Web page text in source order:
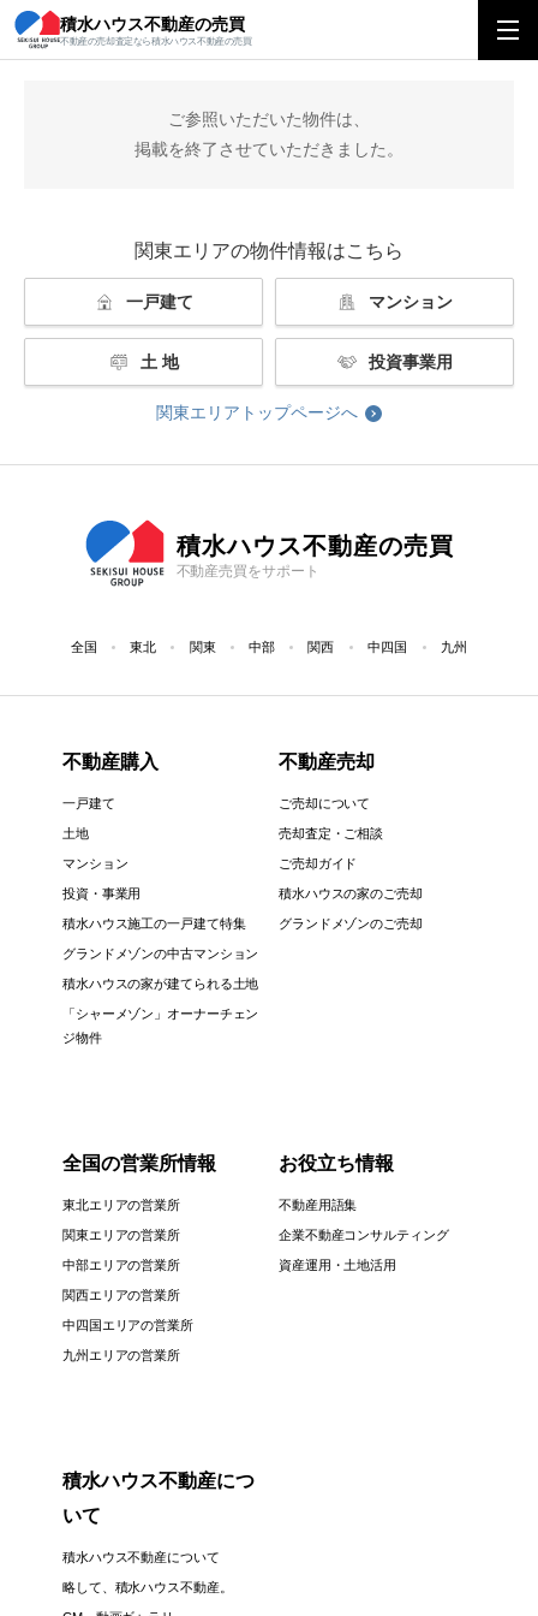
積水ハウス不動産の売買
不動産の売却査定なら積水ハウス不動産の売買
積水ハウス不動産の売買 関東エリアトップ
ご参照いただいた物件は、
掲載を終了させていただきました。
関東エリアの物件情報はこちら
一戸建て マンション
土 地 投資事業用
関東エリアトップページへ
積水ハウス不動産の売買
不動産売買をサポート
全国 東北 関東 中部 関西 中四国 九州
不動産購入
一戸建て
土地
マンション
投資・事業用
積水ハウス施工の一戸建て特集
グランドメゾンの中古マンション
積水ハウスの家が建てられる土地
「シャーメゾン」オーナーチェン
ジ物件
不動産売却
ご売却について
売却査定・ご相談
ご売却ガイド
積水ハウスの家のご売却
グランドメゾンのご売却
全国の営業所情報
東北エリアの営業所
関東エリアの営業所
中部エリアの営業所
関西エリアの営業所
中四国エリアの営業所
九州エリアの営業所
お役立ち情報
不動産用語集
企業不動産コンサルティング
資産運用・土地活用
積水ハウス不動産につ
いて
積水ハウス不動産について
略して、積水ハウス不動産。